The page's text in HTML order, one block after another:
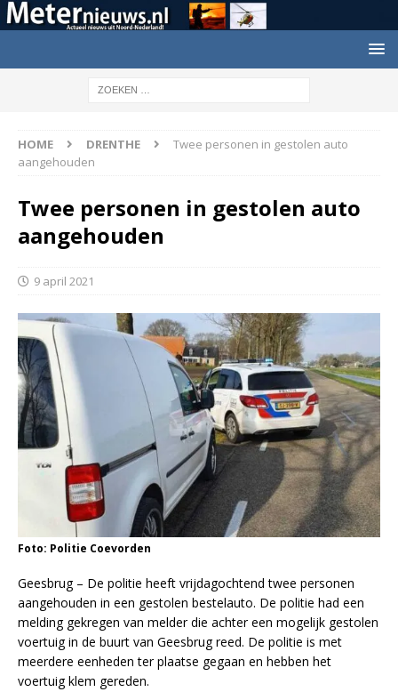
HOME DRENTHE
Twee personen in gestolen auto
aangehouden
Twee personen in gestolen auto
aangehouden
9 april 2021
Foto: Politie Coevorden
Geesbrug – De politie heeft vrijdagochtend twee personen
aangehouden in een gestolen bestelauto. De politie had een
melding gekregen van melder die achter een mogelijk gestolen
voertuig in de buurt van Geesbrug reed. De politie is met
meerdere eenheden ter plaatse gegaan en hebben het
voertuig klem gereden.